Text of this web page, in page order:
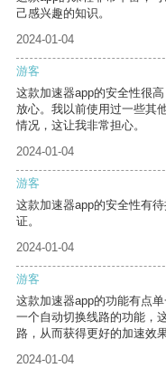
己感兴趣的知识。
2024-01-04
游客
这款加速器app的安全性很
放心。我以前使用过一些其
情况，这让我非常担心。
2024-01-04
游客
这款加速器app的安全性有
证。
2024-01-04
游客
这款加速器app的功能有点
一个自动切换线路的功能，
路，从而获得更好的加速效果
2024-01-04